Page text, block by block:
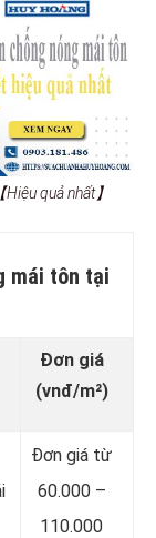
quả nhất】
mái tôn tại
Đơn giá
(vnđ/m²)
Đơn giá từ
60.000 –
110.000